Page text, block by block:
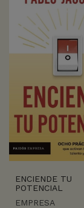
ENCIENDE TU
POTENCIAL
EMPRESA